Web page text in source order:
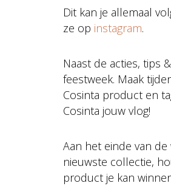
Dit kan je allemaal
ze op instagram.
Naast de acties, tips
feestweek. Maak
Cosinta product en
Cosinta jouw vlog!
Aan het einde van
nieuwste collectie,
product je kan